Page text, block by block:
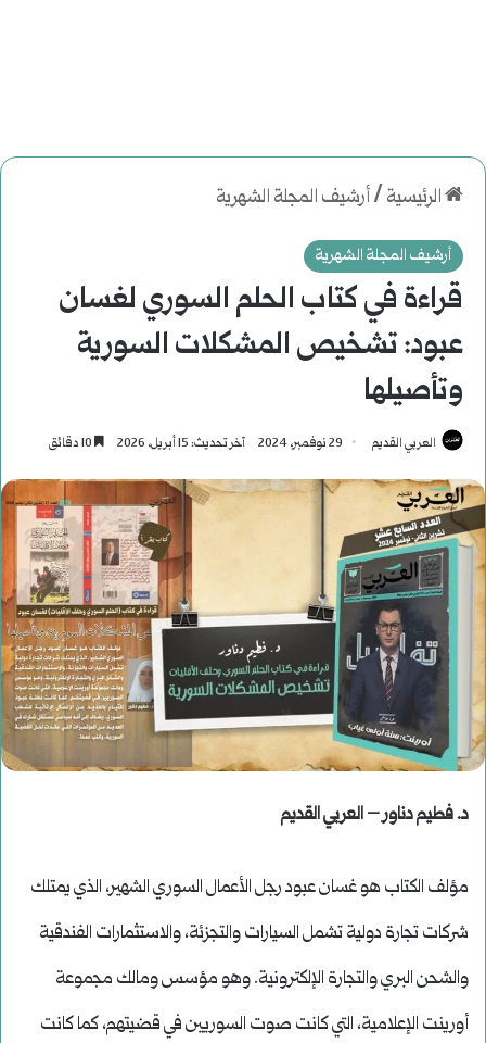
الرئيسية /أرشيف المجلة الشهرية
أرشيف المجلة الشهرية
قراءة في كتاب الحلم السوري لغسان
عبود: تشخيص المشكلات السورية
وتأصيلها
العربي القديم 29 نوفمبر، 2024 آخر تحديث: 15 أبريل، 2026
د. فطيم دناور– العربي القديم
مؤلف الكتاب هو غسان عبود رجل الأعمال السوري الشهير، الذي يمتلك
شركات تجارة دولية تشمل السيارات والتجزئة، والاستثمارات الفندقية
والشحن البري والتجارة الإلكترونية. وهو مؤسس ومالك مجموعة
أورينت الإعلامية، التي كانت صوت السوريين في قضيتهم، كما كانت